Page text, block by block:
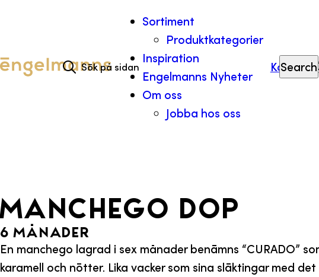
Sortiment
Produktkategorier
Inspiration
Engelmanns Nyheter
Om oss
Jobba hos oss
Search
Kontakt
MANCHEGO DOP
6 MÅNader
En manchego lagrad i sex månader benämns “CURADO”
karamell och nötter. Lika vacker som sina släktingar med